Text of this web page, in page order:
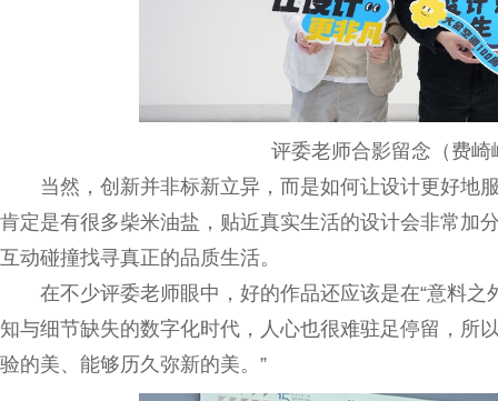
评委老师合影留念（费
当然，创新并非标新立异，而是如何让设计更好地
肯定是有很多柴米油盐，贴近真实生活的设计会非常加
互动碰撞找寻真正的品质生活。
在不少评委老师眼中，好的作品还应该是在“意料
知与细节缺失的数字化时代，人心也很难驻足停留，所
验的美、能够历久弥新的美。”